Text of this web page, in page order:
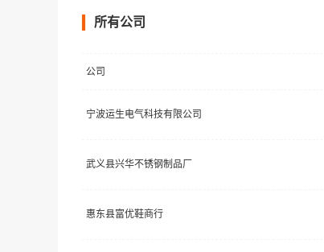
所有公司
公司
宁波运生电气科技有限公司
武义县兴华不锈钢制品厂
惠东县富优鞋商行